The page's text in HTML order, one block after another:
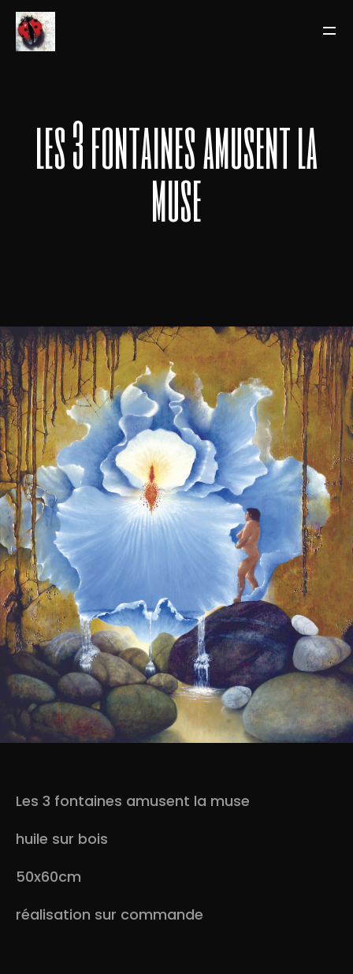
les 3 fontaines amusent la
muse
Les 3 fontaines amusent la muse
huile sur bois
50x60cm
réalisation sur commande